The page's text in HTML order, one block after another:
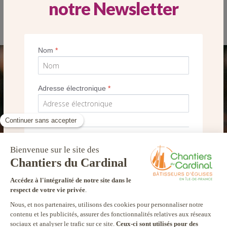
L’église Saint-Ignace en janvier 2018
SEUL VOTRE DON
NOUS PERMET D’AGIR
FAIRE UN DON
notre Newsletter
Nom*
Adresse électronique*
Chantiers du Cardinal et autres
communications marketing